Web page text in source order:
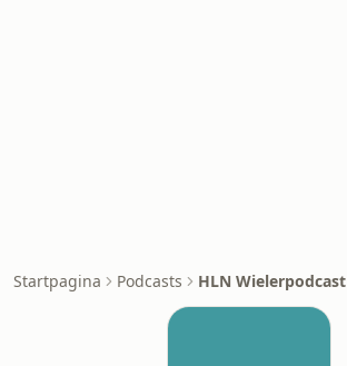
Startpagina Podcasts HLN Wielerpodcast